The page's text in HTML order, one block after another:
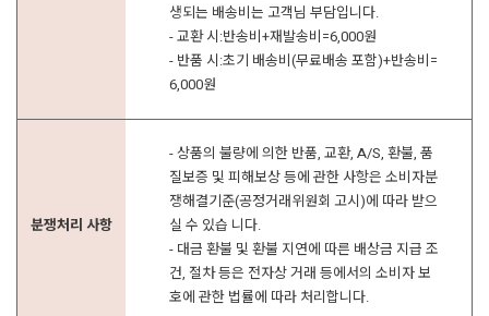
생되는 배송비는 고객님 부담입니다.
- 교환 시:반송비+재발송비=6,000원
- 반품 시:초기 배송비(무료배송 포함)+반송비=
6,000원
분쟁처리 사항
- 상품의 불량에 의한 반품, 교환, A/S, 환불, 품
질보증 및 피해보상 등에 관한 사항은 소비자분
쟁해결기준(공정거래위원회 고시)에 따라 받으
실 수 있습 니다.
- 대금 환불 및 환불 지연에 따른 배상금 지급 조
건, 절차 등은 전자상 거래 등에서의 소비자 보
호에 관한 법률에 따라 처리합니다.